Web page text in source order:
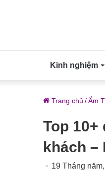
Kinh nghiệm
Trang chủ /Ẩm
Top
khách –
19 Tháng